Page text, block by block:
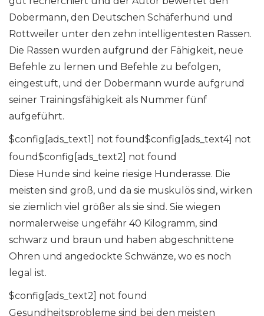
Dobermann, den Deutschen Schäferhund und
Rottweiler unter den zehn intelligentesten Rassen.
Die Rassen wurden aufgrund der Fähigkeit, neue
Befehle zu lernen und Befehle zu befolgen,
eingestuft, und der Dobermann wurde aufgrund
seiner Trainingsfähigkeit als Nummer fünf
aufgeführt.
$config[ads_text1] not found$config[ads_text4] not
found$config[ads_text2] not found
Diese Hunde sind keine riesige Hunderasse. Die
meisten sind groß, und da sie muskulös sind, wirken
sie ziemlich viel größer als sie sind. Sie wiegen
normalerweise ungefähr 40 Kilogramm, sind
schwarz und braun und haben abgeschnittene
Ohren und angedockte Schwänze, wo es noch
legal ist.
$config[ads_text2] not found
Gesundheitsprobleme sind bei den meisten